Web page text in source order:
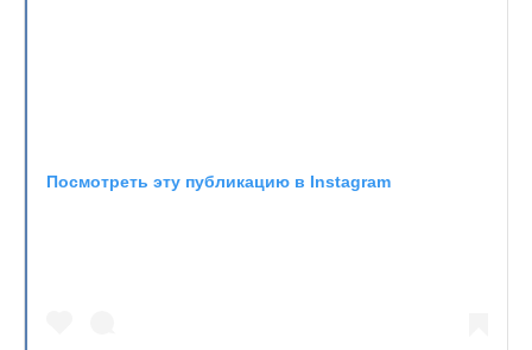
Посмотреть эту публикацию в Instagram